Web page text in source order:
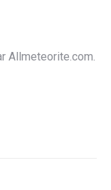
Allmeteorite.com.